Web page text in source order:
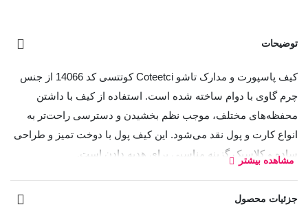
توضیحات
کیف پاسپورت و مدارک تاشو Coteetci کوتتسی کد 14066 از جنس
چرم گاوی با دوام ساخته شده است. استفاده از کیف با داشتن
محفظه‌های مختلف، موجب نظم بخشیدن و دسترسی راحت‌تر به
انواع کارت و پول نقد می‌شود. این کیف پول با دوخت تمیز و طراحی
ساده و کلاسیک گزینه مناسبی برای هدیه دادن است.
کیف پاسپورت و جاکارتی به شما این امکان را می دهد تا بتوانید
کارت‌های خود را داخل 4 جیب آن قرار دهید، برای پول های نقد نیز
مشاهده بیشتر
جزئیات محصول